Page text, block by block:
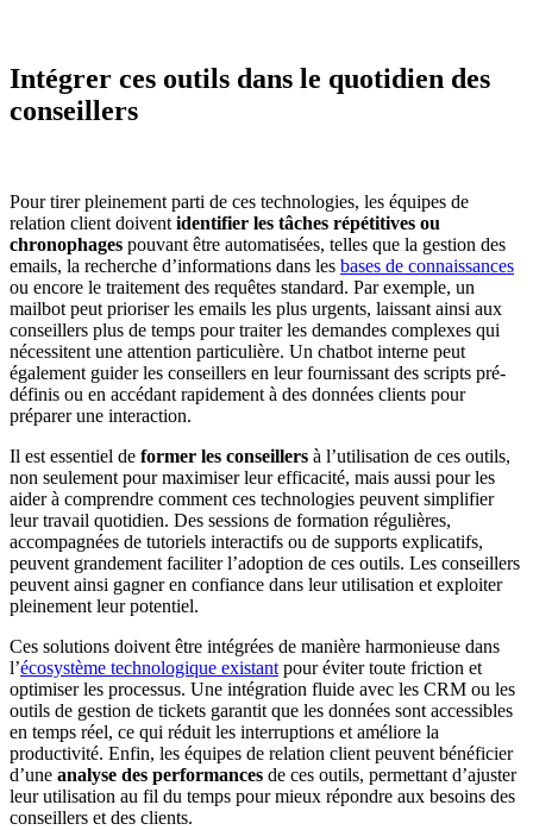
Intégrer ces outils dans le quotidien des
conseillers
Pour tirer pleinement parti de ces technologies, les équipes de
relation client doivent identifier les tâches répétitives ou
chronophages pouvant être automatisées, telles que la gestion des
emails, la recherche d’informations dans les bases de connaissances
ou encore le traitement des requêtes standard. Par exemple, un
mailbot peut prioriser les emails les plus urgents, laissant ainsi aux
conseillers plus de temps pour traiter les demandes complexes qui
nécessitent une attention particulière. Un chatbot interne peut
également guider les conseillers en leur fournissant des scripts pré-
définis ou en accédant rapidement à des données clients pour
préparer une interaction.
Il est essentiel de former les conseillers à l’utilisation de ces outils,
non seulement pour maximiser leur efficacité, mais aussi pour les
aider à comprendre comment ces technologies peuvent simplifier
leur travail quotidien. Des sessions de formation régulières,
accompagnées de tutoriels interactifs ou de supports explicatifs,
peuvent grandement faciliter l’adoption de ces outils. Les conseillers
peuvent ainsi gagner en confiance dans leur utilisation et exploiter
pleinement leur potentiel.
Ces solutions doivent être intégrées de manière harmonieuse dans
l’écosystème technologique existant pour éviter toute friction et
optimiser les processus. Une intégration fluide avec les CRM ou les
outils de gestion de tickets garantit que les données sont accessibles
en temps réel, ce qui réduit les interruptions et améliore la
productivité. Enfin, les équipes de relation client peuvent bénéficier
d’une analyse des performances de ces outils, permettant d’ajuster
leur utilisation au fil du temps pour mieux répondre aux besoins des
conseillers et des clients.